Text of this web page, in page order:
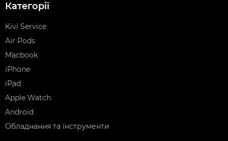
Категорії
Kivi Service
Air Pods
Macbook
iPhone
iPad
Apple Watch
Android
Обладнання та інструменти